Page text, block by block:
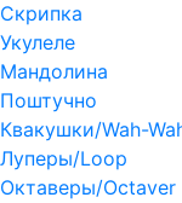
Скрипка
Укулеле
Мандолина
Поштучно
Квакушки/Wah-
Луперы/Loop
Октаверы/Octaver